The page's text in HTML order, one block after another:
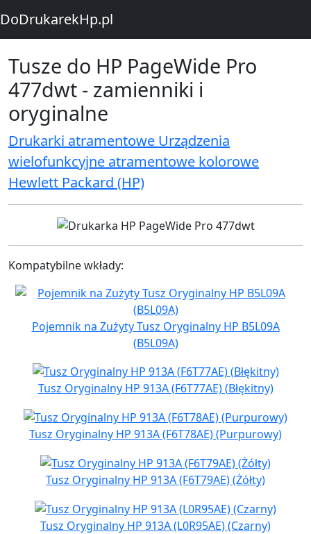
DoDrukarekHp.pl
Tusze do HP PageWide Pro
477dwt - zamienniki i
oryginalne
Drukarki atramentowe Urządzenia
wielofunkcyjne atramentowe kolorowe
Hewlett Packard (HP)
Kompatybilne wkłady:
Pojemnik na Zużyty Tusz Oryginalny HP B5L09A
(B5L09A)
Tusz Oryginalny HP 913A (F6T77AE) (Błękitny)
Tusz Oryginalny HP 913A (F6T78AE) (Purpurowy)
Tusz Oryginalny HP 913A (F6T79AE) (Żółty)
Tusz Oryginalny HP 913A (L0R95AE) (Czarny)